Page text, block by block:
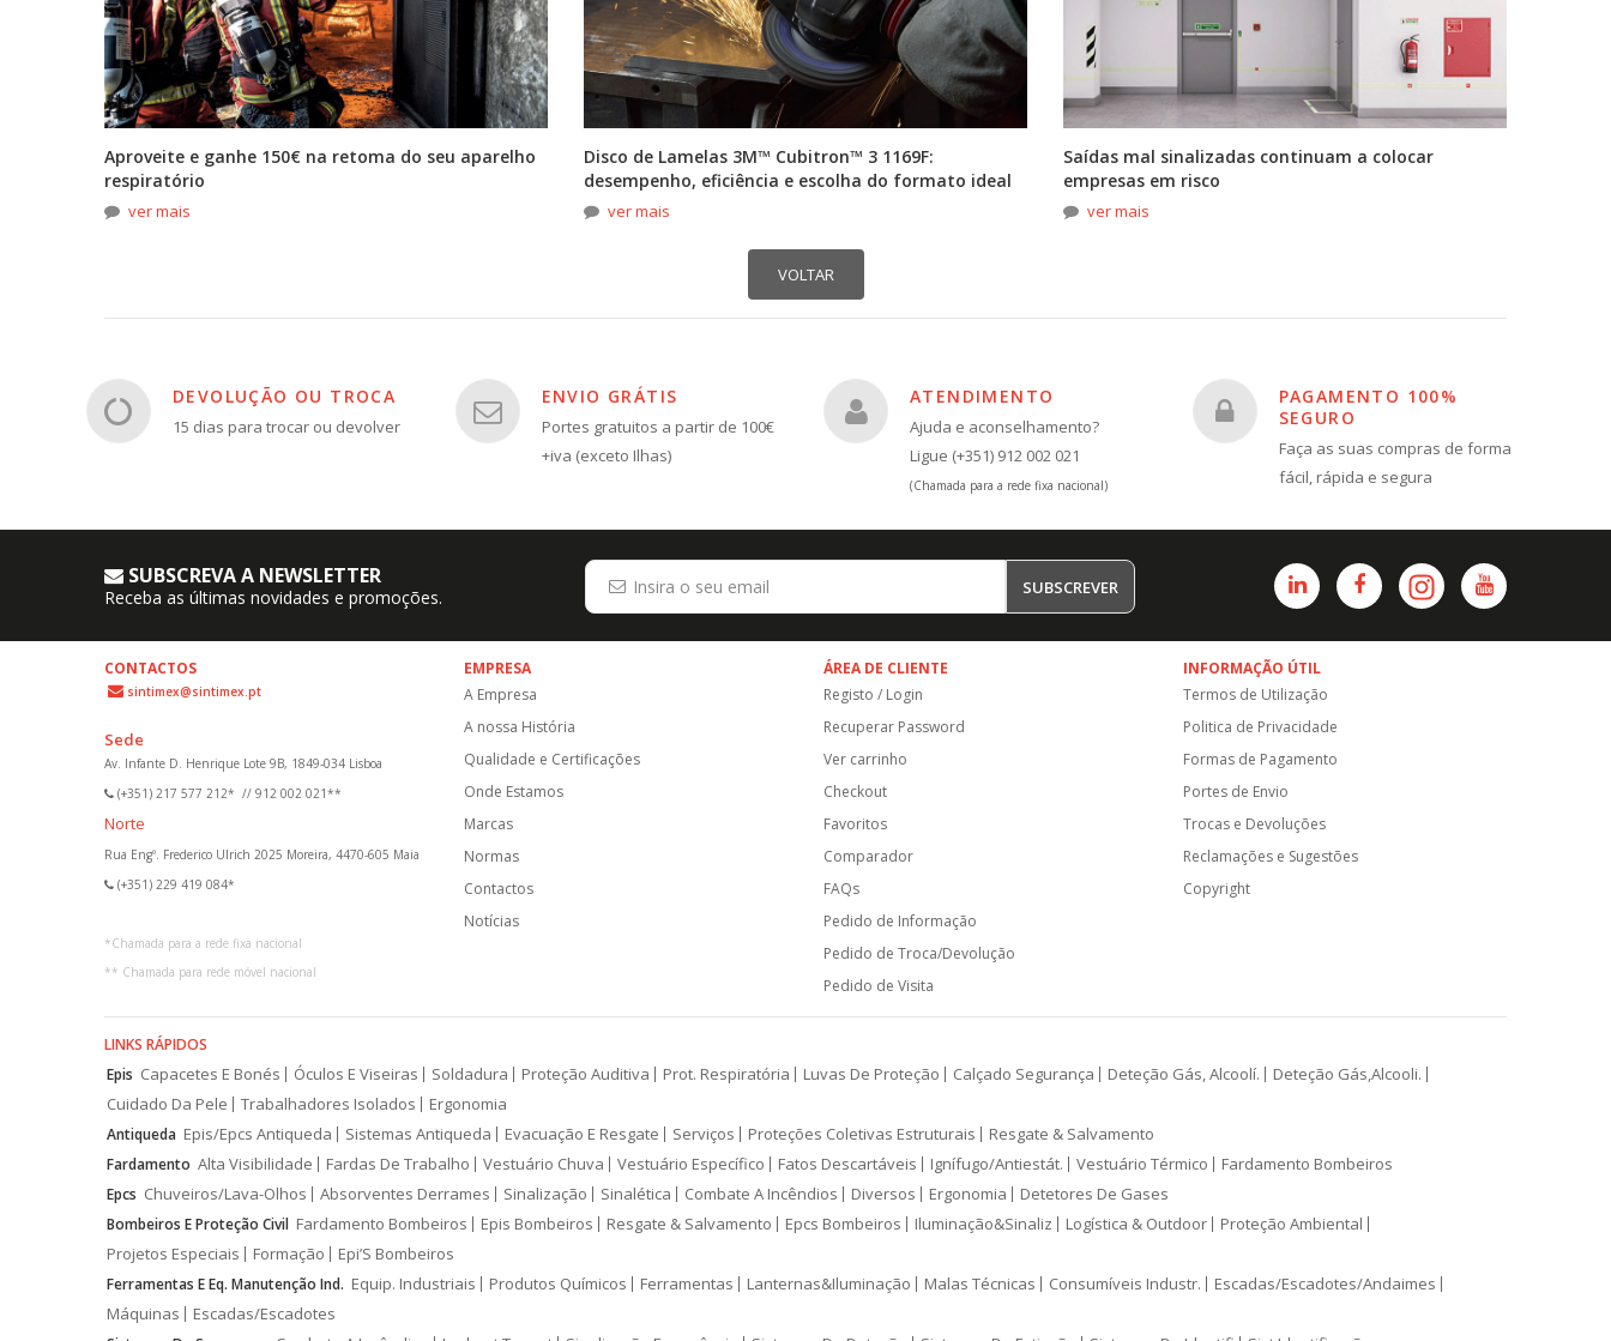
Aproveite e ganhe 150€ na retoma do seu aparelho
respiratório
ver mais
Disco de Lamelas 3M™ Cubitron™ 3 1169F:
desempenho, eficiência e escolha do formato ideal
ver mais
Saídas mal sinalizadas continuam a colocar
empresas em risco
ver mais
DEVOLUÇÃO OU TROCA
15 dias para trocar ou devolver
ENVIO GRÁTIS
Portes gratuitos a partir de 100€
+iva (exceto Ilhas)
ATENDIMENTO
Ajuda e aconselhamento?
Ligue (+351) 912 002 021
(Chamada para a rede fixa nacional)
PAGAMENTO 100%
SEGURO
Faça as suas compras de forma
fácil, rápida e segura
SUBSCREVA A NEWSLETTER
Receba as últimas novidades e promoções. SUBSCREVER
CONTACTOS
sintimex@sintimex.pt
Sede
Av. Infante D. Henrique Lote 9B, 1849-034 Lisboa
(+351) 217 577 212* // 912 002 021**
Norte
Rua Engº. Frederico Ulrich 2025 Moreira, 4470-605 Maia
(+351) 229 419 084*
*Chamada para a rede fixa nacional
** Chamada para rede móvel nacional
EMPRESA
A Empresa
A nossa História
Qualidade e Certificações
Onde Estamos
Marcas
Normas
Contactos
Notícias
ÁREA DE CLIENTE
Registo / Login
Recuperar Password
Ver carrinho
Checkout
Favoritos
Comparador
FAQs
Pedido de Informação
Pedido de Troca/Devolução
Pedido de Visita
INFORMAÇÃO ÚTIL
Termos de Utilização
Politica de Privacidade
Formas de Pagamento
Portes de Envio
Trocas e Devoluções
Reclamações e Sugestões
Copyright
LINKS RÁPIDOS
Epis Capacetes E Bonés Óculos E Viseiras Soldadura Proteção Auditiva Prot. Respiratória Luvas De Proteção Calçado Segurança Deteção Gás, Alcoolí.
Deteção Gás,Alcooli.
Cuidado Da Pele
Trabalhadores Isolados Ergonomia
Antiqueda Epis/Epcs Antiqueda Sistemas Antiqueda Evacuação E Resgate Serviços Proteções Coletivas Estruturais Resgate & Salvamento
Fardamento Alta Visibilidade Fardas De Trabalho Vestuário Chuva Vestuário Específico Fatos Descartáveis Ignífugo/Antiestát. Vestuário Térmico Fardamento Bombeiros
Epcs Chuveiros/Lava-Olhos Absorventes Derrames Sinalização Sinalética Combate A Incêndios Diversos Ergonomia Detetores De Gases
Bombeiros E Proteção Civil Fardamento Bombeiros Epis Bombeiros Resgate & Salvamento Epcs Bombeiros Iluminação&Sinaliz Logística & Outdoor
Proteção Ambiental
Projetos Especiais
Formação Epi’S Bombeiros
Ferramentas E Eq. Manutenção Ind. Equip. Industriais Produtos Químicos Ferramentas Lanternas&Iluminação Malas Técnicas Consumíveis Industr.
Escadas/Escadotes/Andaimes
Máquinas
Escadas/Escadotes